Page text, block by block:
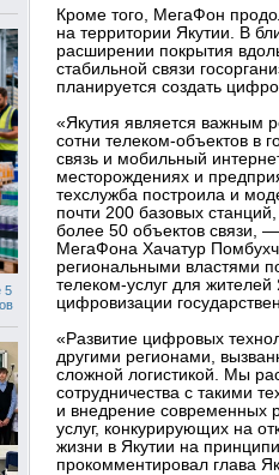
5
Кроме того, МегаФон
на территории Якутии. В
расширении покрытия
стабильной связи
планируется создать
«Якутия является важным
сотни телеком‑объектов в
связь и мобильный
месторождениях и
техслужба построила и
почти 200 базовых
более 50 объектов связи,
МегаФона Хачатур
региональными властями
телеком‑услуг для
цифровизации
«Развитие цифровых
другими регионами,
сложной логистикой. Мы
сотрудничества с такими
и внедрение современных
услуг, конкурирующих на
жизни в Якутии на
прокомментировал глава